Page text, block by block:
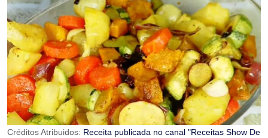
Créditos Atribuidos: Receita publicada no canal "Receitas Show De